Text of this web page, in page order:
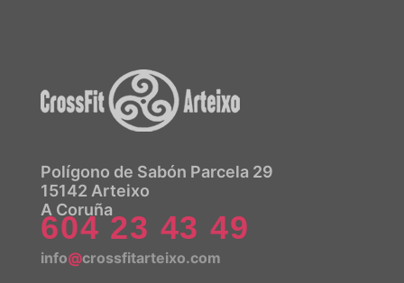
Polígono de Sabón Parcela 29
15142 Arteixo
A Coruña
604 23 43 49
info@crossfitarteixo.com